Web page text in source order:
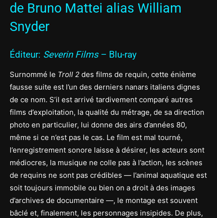
de Bruno Mattei alias William
Snyder
Éditeur: Severin Films– Blu-ray
Surnommé le Troll 2 des films de requin, cette énième
fausse suite est l’un des derniers nanars italiens dignes
de ce nom. S’il est arrivé tardivement comparé autres
films d’exploitation, la qualité du métrage, de sa direction
photo en particulier, lui donne des airs d’années 80,
même si ce n’est pas le cas. Le film est mal tourné,
l’enregistrement sonore laisse à désirer, les acteurs sont
médiocres, la musique ne colle pas à l’action, les scènes
de requins ne sont pas crédibles — l’animal aquatique est
soit toujours immobile ou bien on a droit à des images
d’archives de documentaire —, le montage est souvent
bâclé et, finalement, les personnages insipides. De plus,